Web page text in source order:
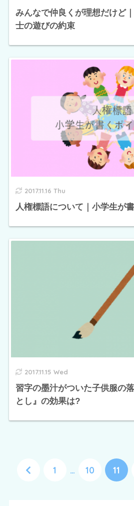
みんなで仲良くが理想だけど
士の遊びの約束
2017.11.16 Thu
人権標語について｜小学生が
2017.11.15 Wed
習字の墨汁がついた子供服の
とし』の効果は?
1 … 10 11